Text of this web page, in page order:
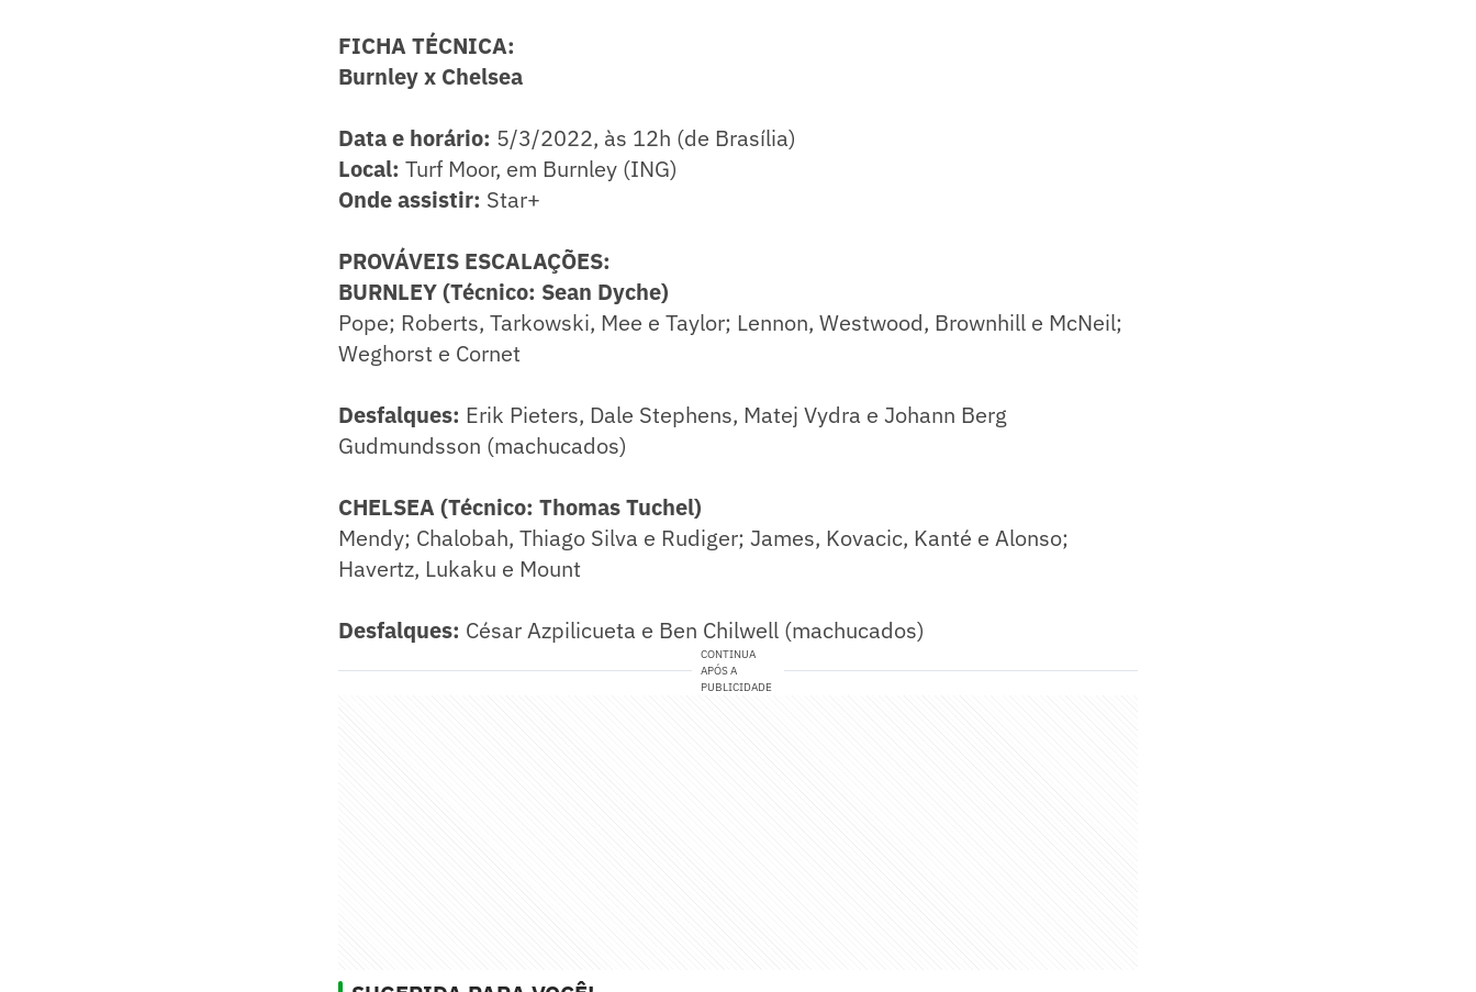
FICHA TÉCNICA:
Burnley x Chelsea
Data e horário: 5/3/2022, às 12h (de Brasília)
Local: Turf Moor, em Burnley (ING)
Onde assistir: Star+
PROVÁVEIS ESCALAÇÕES:
BURNLEY (Técnico: Sean Dyche)
Pope; Roberts, Tarkowski, Mee e Taylor; Lennon, Westwood, Brownhill e McNeil;
Weghorst e Cornet
Desfalques: Erik Pieters, Dale Stephens, Matej Vydra e Johann Berg
Gudmundsson (machucados)
CHELSEA (Técnico: Thomas Tuchel)
Mendy; Chalobah, Thiago Silva e Rudiger; James, Kovacic, Kanté e Alonso;
Havertz, Lukaku e Mount
Desfalques: César Azpilicueta e Ben Chilwell (machucados)
CONTINUA
APÓS A
PUBLICIDADE